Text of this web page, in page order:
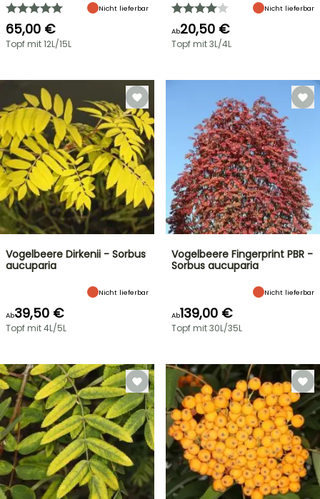
Nicht lieferbar
65,00 €
Topf mit 12L/15L
Nicht lieferbar
Ab20,50 €
Topf mit 3L/4L
Vogelbeere Dirkenii - Sorbus
aucuparia
Nicht lieferbar
Ab39,50 €
Topf mit 4L/5L
Vogelbeere Fingerprint PBR -
Sorbus aucuparia
Nicht lieferbar
Ab139,00 €
Topf mit 30L/35L